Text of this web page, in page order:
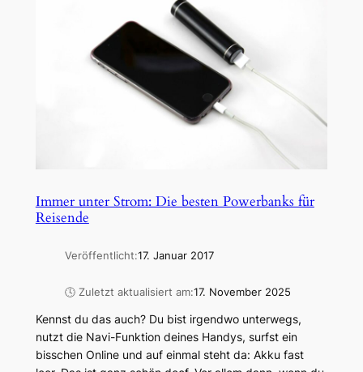
Immer unter Strom: Die besten Powerbanks für
Reisende
Veröffentlicht:17. Januar 2017
🕓 Zuletzt aktualisiert am:17. November 2025
Kennst du das auch? Du bist irgendwo unterwegs,
nutzt die Navi-Funktion deines Handys, surfst ein
bisschen Online und auf einmal steht da: Akku fast